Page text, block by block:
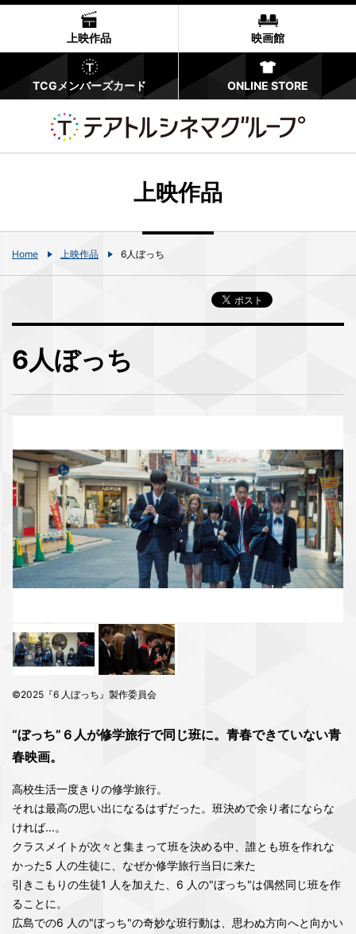
上映作品 映画館
TCGメンバーズカード ONLINE STORE
上映作品
Home 上映作品 6人ぼっち
6人ぼっち
©2025『6 ⼈ぼっち』製作委員会
“ぼっち”６人が修学旅行で同じ班に。青春できていない青
春映画。
高校生活一度きりの修学旅行。
それは最高の思い出になるはずだった。班決めで余り者にならな
ければ...。
クラスメイトが次々と集まって班を決める中、誰とも班を作れな
かった5 人の生徒に、なぜか修学旅行当日に来た
引きこもりの生徒1 人を加えた、6 人の"ぼっち"は偶然同じ班を作
ることに。
広島での6 人の"ぼっち"の奇妙な班行動は、思わぬ方向へと向かい